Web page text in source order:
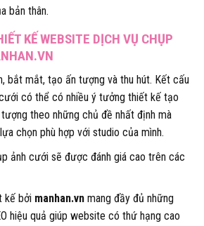
bản thân.
KẾ WEBSITE DỊCH VỤ CHỤP
bắt mắt, tạo ấn tượng và thu hút. Kết cấu
có thể có nhiều ý tưởng thiết kế tạo
theo những chủ đề nhất định mà
chọn phù hợp với studio của mình.
ảnh cưới sẽ được đánh giá cao trên các
kế bởi manhan.vnmang đầy đủ những
hiệu quả giúp website có thứ hạng cao